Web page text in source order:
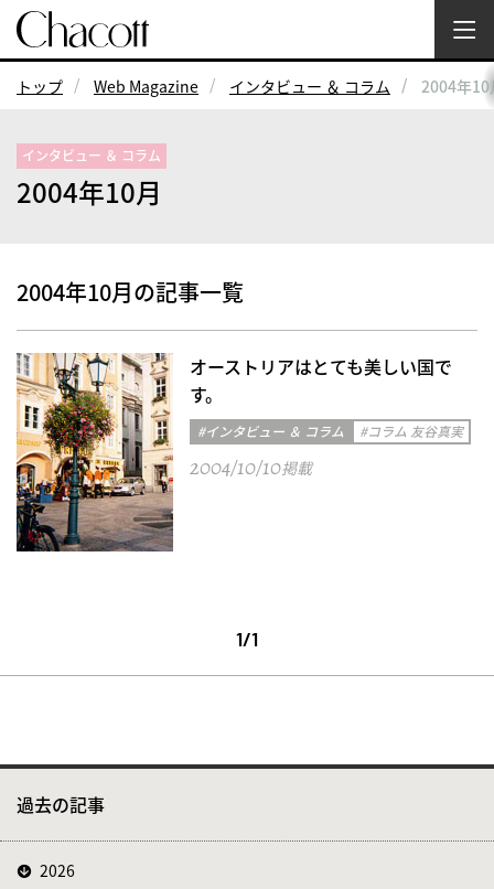
トップ Web Magazine インタビュー ＆ コラム 2004年10
インタビュー ＆ コラム
2004年10月
2004年10月の記事一覧
オーストリアはとても美しい国で
す。
#インタビュー ＆ コラム #コラム 友谷真実
2004/10/10掲載
1/1
過去の記事
2026